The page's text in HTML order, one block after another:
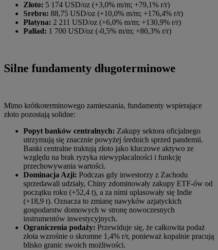
Złoto: 5 174 USD/oz (+3,0% m/m; +79,1% r/r)
Srebro: 88,75 USD/oz (+10,0% m/m; +176,4% r/r)
Platyna: 2 211 USD/oz (+6,0% m/m; +130,9% r/r)
Pallad: 1 700 USD/oz (-0,5% m/m; +80,3% r/r)
Silne fundamenty długoterminowe
Mimo krótkoterminowego zamieszania, fundamenty wspierające
złoto pozostają solidne:
Popyt banków centralnych: Zakupy sektora oficjalnego
utrzymują się znacznie powyżej średnich sprzed pandemii.
Banki centralne traktują złoto jako kluczowe aktywo ze
względu na brak ryzyka niewypłacalności i funkcję
przechowywania wartości.
Dominacja Azji: Podczas gdy inwestorzy z Zachodu
sprzedawali udziały, Chiny zdominowały zakupy ETF-ów od
początku roku (+52,4 t), a za nimi uplasowały się Indie
(+18,9 t). Oznacza to zmianę nawyków azjatyckich
gospodarstw domowych w stronę nowoczesnych
instrumentów inwestycyjnych.
Ograniczenia podaży: Przewiduje się, że całkowita podaż
złota wzrośnie o skromne 1,4% r/r, ponieważ kopalnie pracują
blisko granic swoich możliwości.